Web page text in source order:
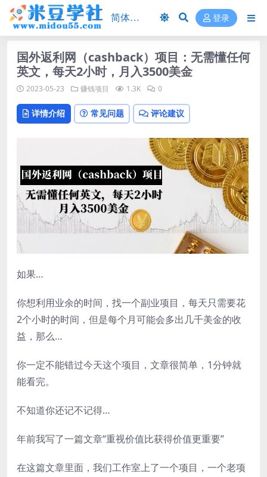
登录
国外返利网（cashback）项目：无需懂任何
英文，每天2小时，月入3500美金
2023-05-23 赚钱项目 1.3K 0
详情介绍 常见问题 评论建议
如果…
你想利用业余的时间，找一个副业项目，每天只需要花
2个小时的时间，但是每个月可能会多出几千美金的收
益，那么…
你一定不能错过今天这个项目，文章很简单，1分钟就
能看完。
不知道你还记不记得…
年前我写了一篇文章“重视价值比获得价值更重要”
在这篇文章里面，我们工作室上了一个项目，一个老项